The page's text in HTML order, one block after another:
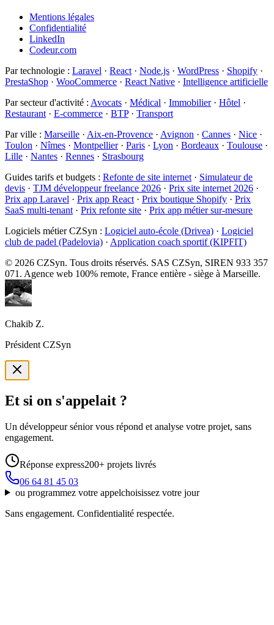
Mentions légales
Confidentialité
LinkedIn
Codeur.com
Par technologie : Laravel · React · Node.js · WordPress · Shopify ·
PrestaShop · WooCommerce · React Native · Intelligence artificielle
Par secteur d'activité : Avocats · Médical · Immobilier· Hôtel ·
Restaurant · E-commerce · BTP· Transport
Par ville : Marseille · Aix-en-Provence · Avignon · Cannes · Nice ·
Toulon · Nîmes · Montpellier· Paris · Lyon · Bordeaux · Toulouse ·
Lille · Nantes · Rennes · Strasbourg
Guides tarifs et budgets : Refonte de site internet · Simulateur de
devis · TJM développeur freelance 2026 · Prix site internet 2026 ·
Prix app Laravel · Prix app React · Prix boutique Shopify · Prix
SaaS multi-tenant · Prix refonte site · Prix app métier sur-mesure
Logiciels métier CZSyn : Logiciel auto-école (Drivea) · Logiciel
club de padel (Padelovia) · Application coach sportif (KIPFIT)
© 2026 CZSyn. Tous droits réservés. SAS CZSyn, SIREN 933 357
071. Agence web 100% remote, France entière - siège à Marseille.
Chakib Z.
Président CZSyn
Et si on s'appelait ?
Un développeur sénior vous répond et analyse votre projet, sans
engagement.
Réponse express200+ projets livrés
06 64 81 45 03
ou programmez votre appelchoisissez votre jour
Sans engagement. Confidentialité respectée.